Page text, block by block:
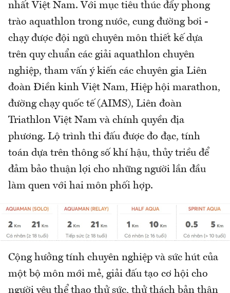
nhất Việt Nam. Với mục tiêu thúc đẩy phong
trào aquathlon trong nước, cung đường bơi -
chạy được đội ngũ chuyên môn thiết kế dựa
trên quy chuẩn các giải aquathlon chuyên
nghiệp, tham vấn ý kiến các chuyên gia Liên
đoàn Điền kinh Việt Nam, Hiệp hội marathon,
đường chạy quốc tế (AIMS), Liên đoàn
Triathlon Việt Nam và chính quyền địa
phương. Lộ trình thi đấu được đo đạc, tính
toán dựa trên thông số khí hậu, thủy triều để
đảm bảo thuận lợi cho những người lần đầu
làm quen với hai môn phối hợp.
Cộng hưởng tính chuyên nghiệp và sức hút của
một bộ môn mới mẻ, giải đấu tạo cơ hội cho
người yêu thể thao thử sức, thử thách bản thân